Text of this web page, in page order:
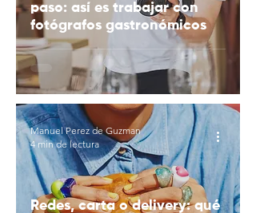
paso: así es trabajar con
fotógrafos gastronómicos
Redes, carta o delivery: qué
Manuel Perez de Guzman
4 min de lectura